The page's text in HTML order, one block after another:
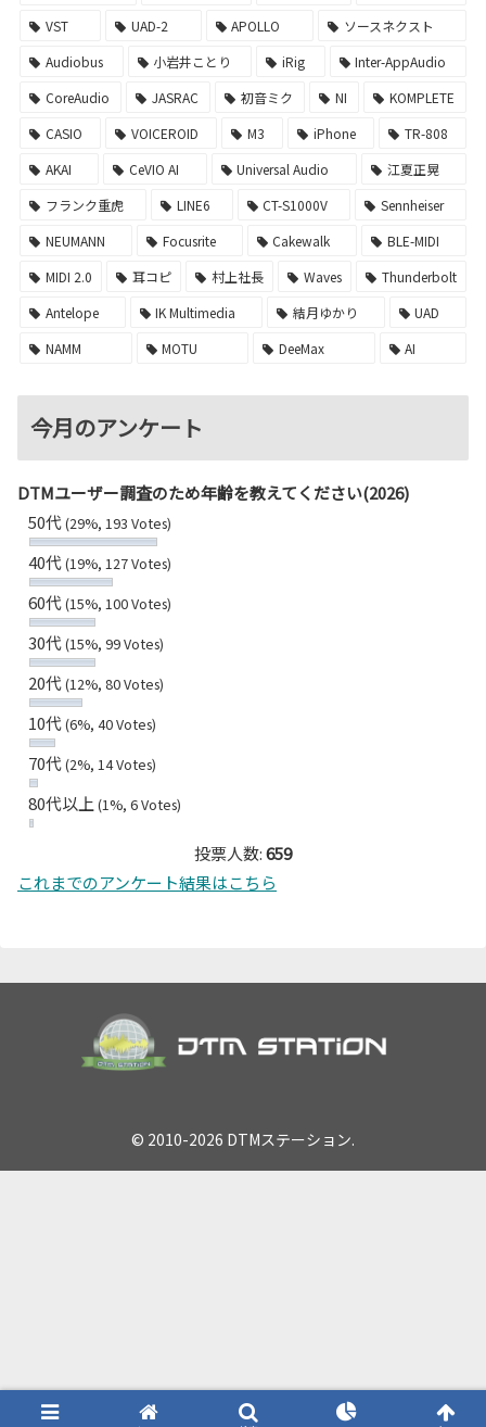
VST
UAD-2 APOLLO
ソースネクスト
Audiobus
小岩井ことり iRig
Inter-AppAudio
CoreAudio
JASRAC 初音ミク NI
KOMPLETE
CASIO
VOICEROID M3 iPhone
TR-808
AKAI
CeVIO AI Universal Audio
江夏正晃
フランク重虎
LINE6 CT-S1000V
Sennheiser
NEUMANN
Focusrite Cakewalk
BLE-MIDI
MIDI 2.0
耳コピ 村上社長 Waves
Thunderbolt
Antelope
IK Multimedia 結月ゆかり
UAD
NAMM
MOTU DeeMax AI
今月のアンケート
DTMユーザー調査のため年齢を教えてください(2026)
50代(29%, 193 Votes)
40代(19%, 127 Votes)
60代(15%, 100 Votes)
30代(15%, 99 Votes)
20代(12%, 80 Votes)
10代(6%, 40 Votes)
70代(2%, 14 Votes)
80代以上 (1%, 6 Votes)
投票人数:659
これまでのアンケート結果はこちら
© 2010-2026 DTMステーション.